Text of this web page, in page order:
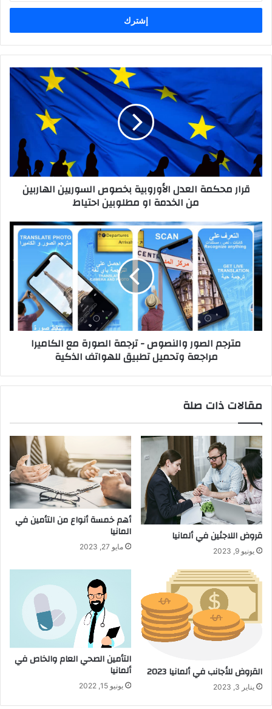
الإلكتروني
محكمة
العدل
الأوروبية
بخصوص
السوريين
الهاربين
من
الخدمة
قرار محكمة العدل الأوروبية بخصوص السوريين الهاربين
من الخدمة او مطلوبين احتياط
مترجم
الصور
والنصوص
-
ترجمة
الصورة
الكاميرا
مراجعة
وتحميلمترجم الصور والنصوص - ترجمة الصورة مع الكاميرا
مراجعة وتحميل تطبيق للهواتف الذكية
مقالات ذات صلة
قروض اللاجئين في ألمانيا
يونيو 9, 2023
أهم خمسة أنواع من التأمين في
المانيا
مايو 27, 2023
القروض للأجانب في ألمانيا 2023
يناير 3, 2023
التأمين الصحي العام والخاص في
ألمانيا
يونيو 15, 2022